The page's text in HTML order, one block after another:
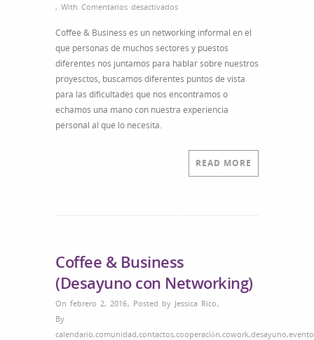
, With Comentarios desactivadosen
&
Business
–
Desayuno
con
Networking
Coffee & Business es un networking informal en el
que personas de muchos sectores y puestos
diferentes nos juntamos para hablar sobre nuestros
proyesctos, buscamos diferentes puntos de vista
para las dificultades que nos encontramos o
echamos una mano con nuestra experiencia
personal al que lo necesita.
READ MORE
Coffee & Business
(Desayuno con Networking)
On febrero 2, 2016, Posted by Jessica Rico,
By
calendario,comunidad,contactos,cooperación,cowork,desayuno,